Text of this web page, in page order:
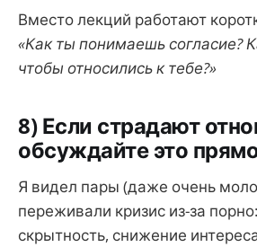
Вместо лекций работают
«Как ты понимаешь согласие?
чтобы относились к тебе?»
8) Если страдают
обсуждайте это
Я видел пары (даже очень
переживали кризис из-за
скрытность, снижение